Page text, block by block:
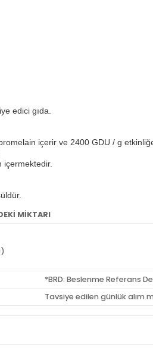
edici gıda.
içerir ve 2400 GDU / g
içermektedir.
MİKTARI
*BRD: Beslenme Referans
Tavsiye edilen günlük alım